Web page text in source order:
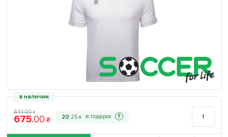
в наличии
844.00 ₴
675.00 ₴ 20.25 ₴ ?